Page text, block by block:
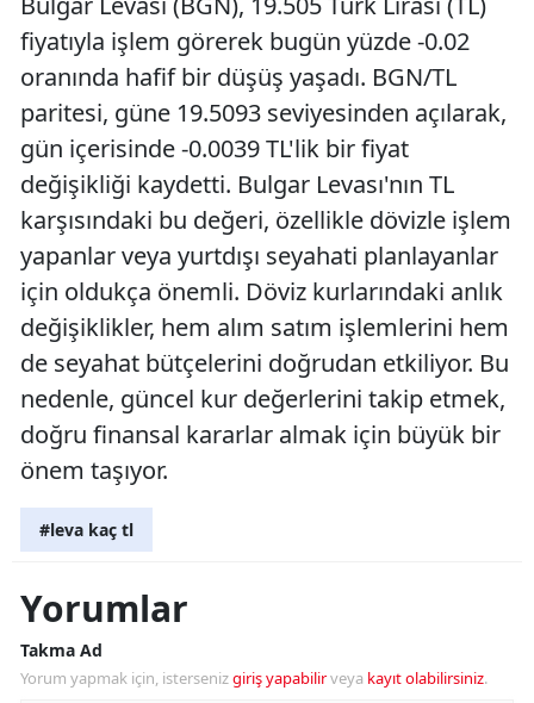
fiyatıyla işlem görerek bugün yüzde -0.02
oranında hafif bir düşüş yaşadı. BGN/TL
paritesi, güne 19.5093 seviyesinden açılarak,
gün içerisinde -0.0039 TL'lik bir fiyat
değişikliği kaydetti. Bulgar Levası'nın TL
karşısındaki bu değeri, özellikle dövizle işlem
yapanlar veya yurtdışı seyahati planlayanlar
için oldukça önemli. Döviz kurlarındaki anlık
değişiklikler, hem alım satım işlemlerini hem
de seyahat bütçelerini doğrudan etkiliyor. Bu
nedenle, güncel kur değerlerini takip etmek,
doğru finansal kararlar almak için büyük bir
önem taşıyor.
#leva kaç tl
Yorumlar
Takma Ad
Yorum yapmak için, istersenizgiriş yapabilirveya kayıt olabilirsiniz.